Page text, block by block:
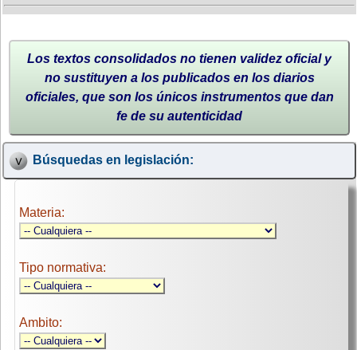
Los textos consolidados no tienen validez oficial y
no sustituyen a los publicados en los diarios
oficiales, que son los únicos instrumentos que dan
fe de su autenticidad
Búsquedas en legislación:
Materia:
Tipo normativa:
Ambito: